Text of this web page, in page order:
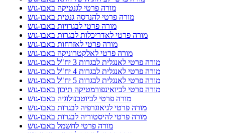
מורה פרטי לגנטיקה באבו-גוש
מורה פרטי להנדסה גנטית באבו-גוש
מורה פרטי לבגרויות באבו-גוש
מורה פרטי לאדריכלות לבגרות באבו-גוש
מורה פרטי לאזרחות באבו-גוש
מורה פרטי לאלקטרוניקה באבו-גוש
מורה פרטי לאנגלית לבגרות 3 יח"ל באבו-גוש
מורה פרטי לאנגלית לבגרות 4 יח"ל באבו-גוש
מורה פרטי לאנגלית לבגרות 5 יח"ל באבו-גוש
מורה פרטי לביואינפורמטיקה תיכון באבו-גוש
מורה פרטי לביוטכנולוגיה באבו-גוש
מורה פרטי לגיאוגרפיה לבגרות באבו-גוש
מורה פרטי להיסטוריה לבגרות באבו-גוש
מורה פרטי לחשמל באבו-גוש